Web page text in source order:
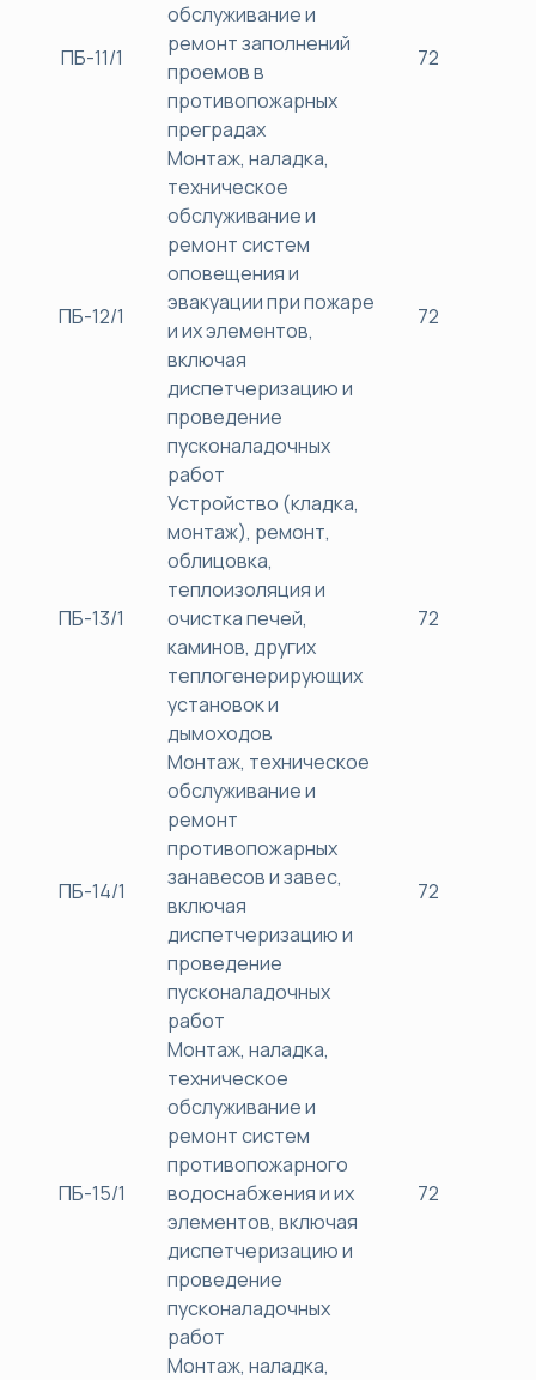
ПБ-11/1
обслуживание и
ремонт заполнений
проемов в
противопожарных
преградах
72
ПБ-12/1
Монтаж, наладка,
техническое
обслуживание и
ремонт систем
оповещения и
эвакуации при пожаре
и их элементов,
включая
диспетчеризацию и
проведение
пусконаладочных
работ
72
ПБ-13/1
Устройство (кладка,
монтаж), ремонт,
облицовка,
теплоизоляция и
очистка печей,
каминов, других
теплогенерирующих
установок и
дымоходов
72
ПБ-14/1
Монтаж, техническое
обслуживание и
ремонт
противопожарных
занавесов и завес,
включая
диспетчеризацию и
проведение
пусконаладочных
работ
72
ПБ-15/1
Монтаж, наладка,
техническое
обслуживание и
ремонт систем
противопожарного
водоснабжения и их
элементов, включая
диспетчеризацию и
проведение
пусконаладочных
работ
72
Монтаж, наладка,